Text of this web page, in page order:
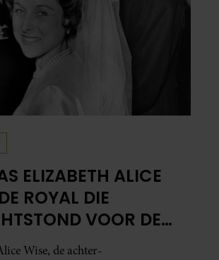
ELIZABETH ALICE
ROYAL DIE
VOOR DE
HAAR BABY
Wise, de achter-